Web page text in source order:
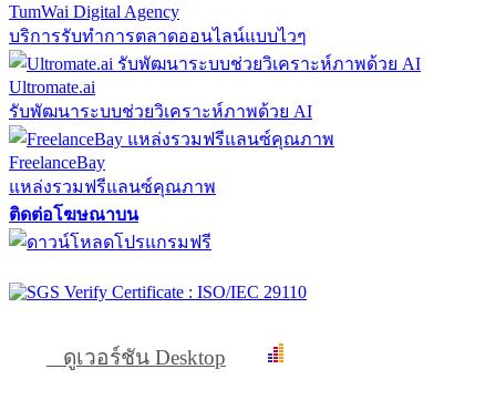
TumWai Digital Agency
บริการรับทำการตลาดออนไลน์แบบไวๆ
Ultromate.ai
รับพัฒนาระบบช่วยวิเคราะห์ภาพด้วย AI
FreelanceBay
แหล่งรวมฟรีแลนซ์คุณภาพ
ติดต่อโฆษณาบน
ดูเวอร์ชัน Desktop